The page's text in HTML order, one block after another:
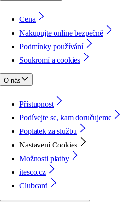
Cena
Nakupujte online bezpečně
Podmínky používání
Soukromí a cookies
O nás
Přístupnost
Podívejte se, kam doručujeme
Poplatek za službu
Nastavení Cookies
Možnosti platby
itesco.cz
Clubcard